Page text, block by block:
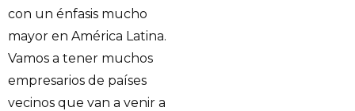
con un énfasis mucho
mayor en América Latina.
Vamos a tener muchos
empresarios de países
vecinos que van a venir a